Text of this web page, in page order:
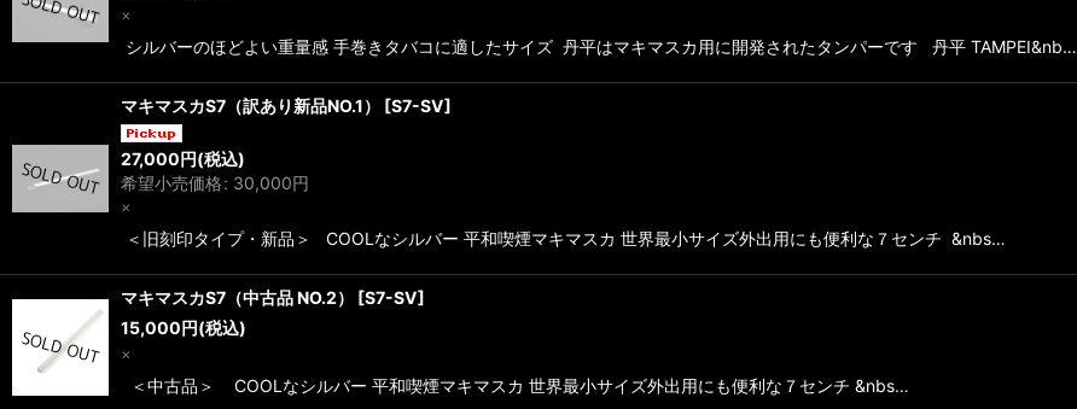
×
シルバーのほどよい重量感 手巻きタバコに適したサイズ 丹平はマキマスカ用に開発されたタンパーです 丹平 TAMPEI&nb…
マキマスカS7（訳あり新品NO.1） [S7-SV]
27,000円(税込)
希望小売価格: 30,000円
×
＜旧刻印タイプ・新品＞ COOLなシルバー 平和喫煙マキマスカ 世界最小サイズ外出用にも便利な７センチ &nbs…
マキマスカS7（中古品 NO.2） [S7-SV]
15,000円(税込)
×
＜中古品＞ COOLなシルバー 平和喫煙マキマスカ 世界最小サイズ外出用にも便利な７センチ &nbs…